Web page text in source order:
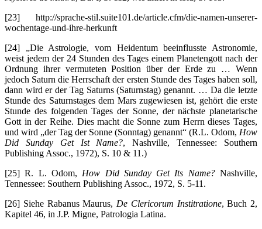
[23] http://sprache-stil.suite101.de/article.cfm/die-namen-unserer-
wochentage-und-ihre-herkunft
[24] „Die Astrologie, vom Heidentum beeinflusste Astronomie,
weist jedem der 24 Stunden des Tages einem Planetengott nach der
Ordnung ihrer vermuteten Position über der Erde zu … Wenn
jedoch Saturn die Herrschaft der ersten Stunde des Tages haben soll,
dann wird er der Tag Saturns (Saturnstag) genannt. … Da die letzte
Stunde des Saturnstages dem Mars zugewiesen ist, gehört die erste
Stunde des folgenden Tages der Sonne, der nächste planetarische
Gott in der Reihe. Dies macht die Sonne zum Herrn dieses Tages,
und wird „der Tag der Sonne (Sonntag) genannt“ (R.L. Odom, How
Did Sunday Get Ist Name?, Nashville, Tennessee: Southern
Publishing Assoc., 1972), S. 10 & 11.)
[25] R. L. Odom, How Did Sunday Get Its Name?Nashville,
Tennessee: Southern Publishing Assoc., 1972, S. 5-11.
[26] Siehe Rabanus Maurus, De Clericorum Institratione, Buch 2,
Kapitel 46, in J.P. Migne, Patrologia Latina.